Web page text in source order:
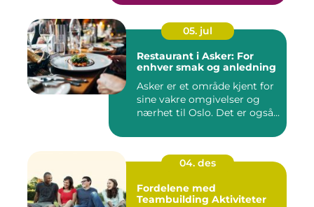
05. jul
Restaurant i Asker: For
enhver smak og anledning
Asker er et område kjent for
sine vakre omgivelser og
nærhet til Oslo. Det er også...
04. des
Fordelene med
Teambuilding Aktiviteter